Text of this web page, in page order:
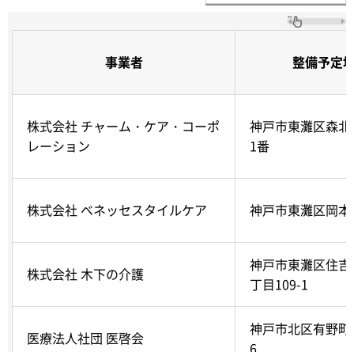
事業者 整備予定
株式会社 チャーム・ケア・コーポ
レーション
神戸市東灘区森
1番
株式会社 ベネッセスタイルケア 神戸市東灘区岡
株式会社 木下の介護
神戸市東灘区住
丁目109-1
医療法人社団 医啓会
神戸市北区有野
6